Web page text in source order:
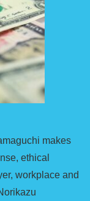
makes
ethical
workplace and